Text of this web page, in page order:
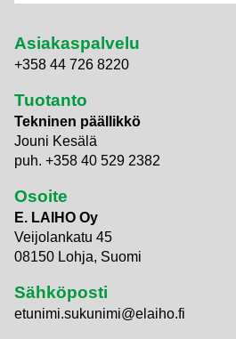
Asiakaspalvelu
+358 44 726 8220
Tuotanto
Tekninen päällikkö
Jouni Kesälä
puh. +358 40 529 2382
Osoite
E. LAIHO Oy
Veijolankatu 45
08150 Lohja, Suomi
Sähköposti
etunimi.sukunimi@elaiho.fi